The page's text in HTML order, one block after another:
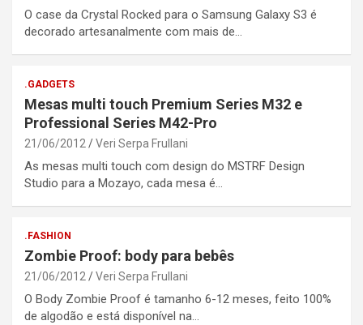
O case da Crystal Rocked para o Samsung Galaxy S3 é
decorado artesanalmente com mais de…
.GADGETS
Mesas multi touch Premium Series M32 e
Professional Series M42-Pro
21/06/2012 Veri Serpa Frullani
As mesas multi touch com design do MSTRF Design
Studio para a Mozayo, cada mesa é…
.FASHION
Zombie Proof: body para bebês
21/06/2012 Veri Serpa Frullani
O Body Zombie Proof é tamanho 6-12 meses, feito 100%
de algodão e está disponível na…